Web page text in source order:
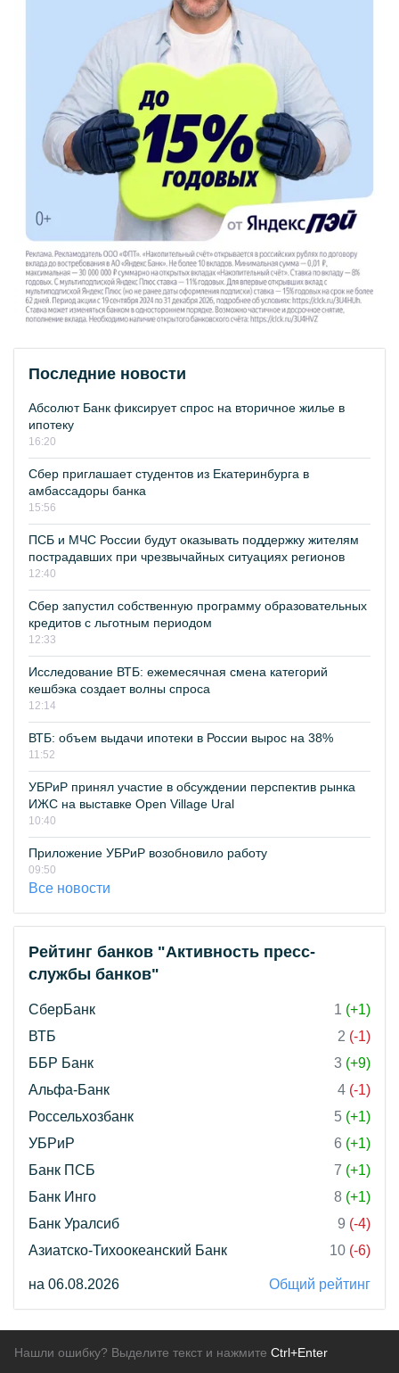
Последние новости
Абсолют Банк фиксирует спрос на вторичное жилье в
ипотеку
16:20
Сбер приглашает студентов из Екатеринбурга в
амбассадоры банка
15:56
ПСБ и МЧС России будут оказывать поддержку жителям
пострадавших при чрезвычайных ситуациях регионов
12:40
Сбер запустил собственную программу образовательных
кредитов с льготным периодом
12:33
Исследование ВТБ: ежемесячная смена категорий
кешбэка создает волны спроса
12:14
ВТБ: объем выдачи ипотеки в России вырос на 38%
11:52
УБРиР принял участие в обсуждении перспектив рынка
ИЖС на выставке Open Village Ural
10:40
Приложение УБРиР возобновило работу
09:50
Все новости
Рейтинг банков "Активность пресс-
службы банков"
СберБанк 1 (+1)
ВТБ
2 (-1)
ББР Банк
3 (+9)
Альфа-Банк
4 (-1)
Россельхозбанк
5 (+1)
УБРиР
6 (+1)
Банк ПСБ
7 (+1)
Банк Инго
8 (+1)
Банк Уралсиб
9 (-4)
Азиатско-Тихоокеанский Банк
10 (-6)
на 06.08.2026 Общий рейтинг
Нашли ошибку? Выделите текст и нажмите Ctrl+Enter